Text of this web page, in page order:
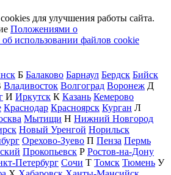
для улучшения работы сайта.
Положениями о
использовании файлов cookie
Б Балаково Барнаул Бердск Бийск
Владивосток Волгоград Воронеж Д
И Иркутск К Казань Кемерово
Краснодар Красноярск Курган Л
Мытищи Н Нижний Новгород
Новый Уренгой Норильск
Орехово-Зуево П Пенза Пермь
Прокопьевск Р Ростов-на-Дону
Петербург Сочи Т Томск Тюмень У